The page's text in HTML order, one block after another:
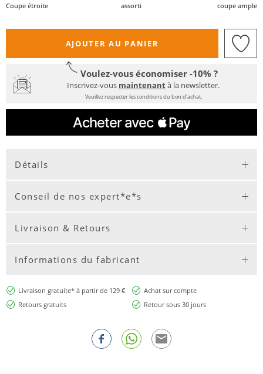
Coupe étroite assorti coupe ample
AJOUTER AU PANIER
Voulez-vous économiser -10% ?
Inscrivez-vous maintenantà la newsletter.
Veuillez respecter les conditions du bon d'achat.
Détails
Conseil de nos expert*e*s
Livraison & Retours
Informations du fabricant
Livraison gratuite* à partir de 129 €
Achat sur compte
Retours gratuits
Retour sous 30 jours